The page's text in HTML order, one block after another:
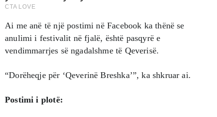
Ai me anë të një postimi në Facebook ka thënë se
anulimi i festivalit në fjalë, është pasqyrë e
vendimmarrjes së ngadalshme të Qeverisë.
“Dorëheqje për ‘Qeverinë Breshka’”, ka shkruar ai.
Postimi i plotë: